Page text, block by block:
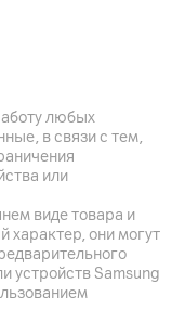
навигации
для
со
управление
любых
в связи с тем,
или
виде товара и
характер, они могут
устройств Samsung